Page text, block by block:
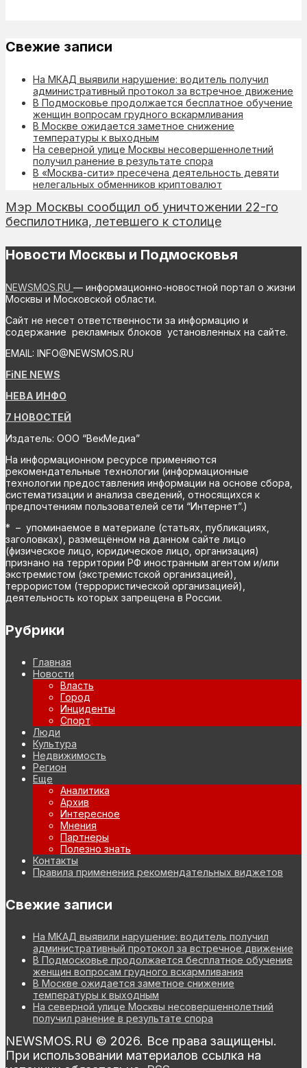
Свежие записи
На МКАД выявили нарушение: водитель получил
административный протокол за встречное движение
В Подмосковье продолжается бесплатное обучение
женщин вопросам грудного вскармливания
В Москве ожидается заметное снижение
температуры к выходным
На северной улице Москвы несовершеннолетний
получил ранение в результате спора
В «Москва-сити» пресечена деятельность девяти
нелегальных обменников криптовалют
Мэр Москвы сообщил об уничтожении 22-го
беспилотника, летевшего к столице
Новости Москвы и Подмосковья
NEWSMOS.RU — информационно-новостной портал о жизни
Москвы и Московской области.
Сайт не несет ответственности за информацию и
содержание рекламных блоков установленных на сайте.
EMAIL: INFO@NEWSMOS.RU
FiNE NEWS
НЕВА ИНФО
7 НОВОСТЕЙ
Издатель: ООО “ВекМедиа”
На информационном ресурсе применяются
рекомендательные технологии (информационные
технологии предоставления информации на основе сбора,
систематизации и анализа сведений, относящихся к
предпочтениям пользователей сети “Интернет”.)
* – упоминаемое в материале (статьях, публикациях,
заголовках), размещённом на данном сайте лицо
(физическое лицо, юридическое лицо, организация)
признано на территории РФ иностранным агентом и/или
экстремистом (экстремистской организацией),
террористом (террористической организацией),
деятельность которых запрещена в России.
Рубрики
Главная
Новости
Власть
Город
Инциденты
Спорт
Люди
Культура
Недвижимость
Регион
Еще
Аналитика
Архив
Интересное
Мнения
Партнеры
Полезно знать
Контакты
Правила применения рекомендательных виджетов
Свежие записи
На МКАД выявили нарушение: водитель получил
административный протокол за встречное движение
В Подмосковье продолжается бесплатное обучение
женщин вопросам грудного вскармливания
В Москве ожидается заметное снижение
температуры к выходным
На северной улице Москвы несовершеннолетний
получил ранение в результате спора
NEWSMOS.RU © 2026. Все права защищены.
При использовании материалов ссылка на